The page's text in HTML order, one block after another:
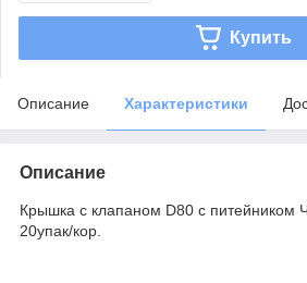
Купить
Описание Характеристики
Описание
Крышка с клапаном D80 с питейником
20упак/кор.